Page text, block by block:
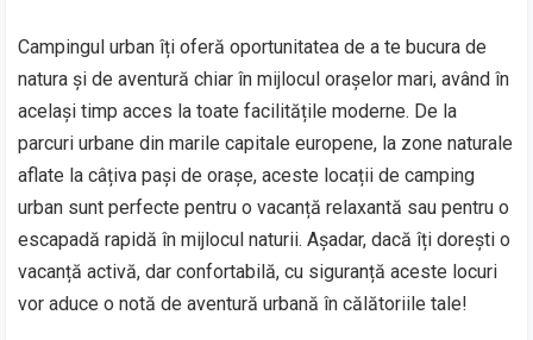
Campingul urban îți oferă oportunitatea de a te bucura de
natura și de aventură chiar în mijlocul orașelor mari, având în
același timp acces la toate facilitățile moderne. De la
parcuri urbane din marile capitale europene, la zone naturale
aflate la câțiva pași de orașe, aceste locații de camping
urban sunt perfecte pentru o vacanță relaxantă sau pentru o
escapadă rapidă în mijlocul naturii. Așadar, dacă îți dorești o
vacanță activă, dar confortabilă, cu siguranță aceste locuri
vor aduce o notă de aventură urbană în călătoriile tale!